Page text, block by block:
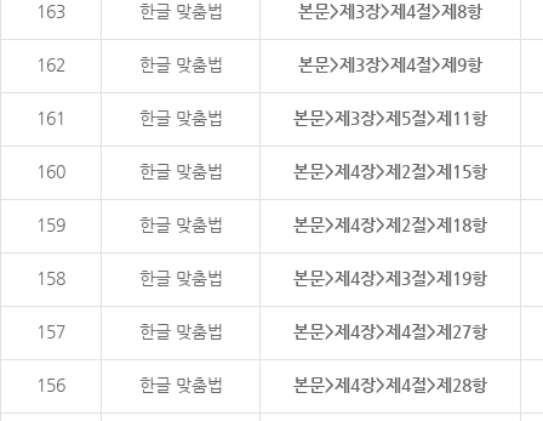
163 한글 맞춤법 본문>제3장>제4절>제8항
162 한글 맞춤법 본문>제3장>제4절>제9항
161 한글 맞춤법 본문>제3장>제5절>제11항
160 한글 맞춤법 본문>제4장>제2절>제15항
159 한글 맞춤법 본문>제4장>제2절>제18항
158 한글 맞춤법 본문>제4장>제3절>제19항
157 한글 맞춤법 본문>제4장>제4절>제27항
156 한글 맞춤법 본문>제4장>제4절>제28항